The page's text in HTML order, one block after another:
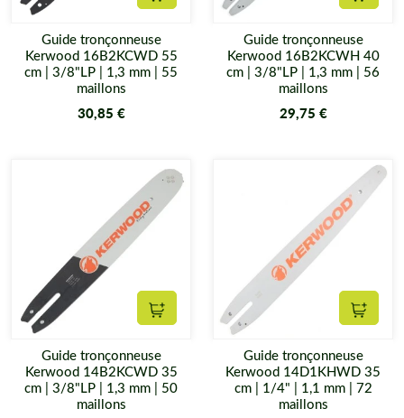
Ajouter au panier
Guide tronçonneuse
Kerwood 16B2KCWD 55
cm | 3/8"LP | 1,3 mm | 55
maillons
30,85 €
Guide tronçonneuse
Kerwood 16B2KCWH 40
cm | 3/8"LP | 1,3 mm | 56
maillons
29,75 €
Ajouter au panier
Guide tronçonneuse
Kerwood 14B2KCWD 35
cm | 3/8"LP | 1,3 mm | 50
maillons
Guide tronçonneuse
Kerwood 14D1KHWD 35
cm | 1/4" | 1,1 mm | 72
maillons